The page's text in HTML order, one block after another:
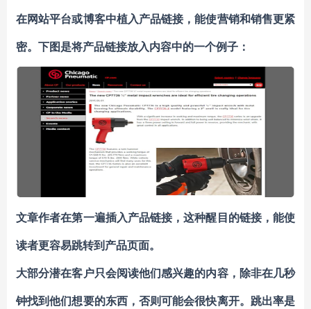
在网站平台或博客中植入产品链接，能使营销和销售更紧
密。下图是将产品链接放入内容中的一个例子：
文章作者在第一遍插入产品链接，这种醒目的链接，能使
读者更容易跳转到产品页面。
大部分潜在客户只会阅读他们感兴趣的内容，除非在几秒
钟找到他们想要的东西，否则可能会很快离开。跳出率是